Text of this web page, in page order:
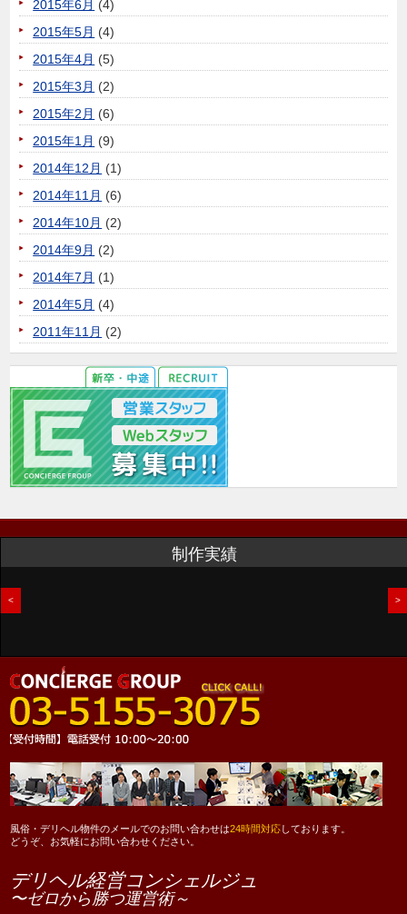
2015年6月 (4)
2015年5月 (4)
2015年4月 (5)
2015年3月 (2)
2015年2月 (6)
2015年1月 (9)
2014年12月 (1)
2014年11月 (6)
2014年10月 (2)
2014年9月 (2)
2014年7月 (1)
2014年5月 (4)
2011年11月 (2)
制作実績
< >
風俗・デリヘル物件のメールでのお問い合わせは24時間対応しております。
どうぞ、お気軽にお問い合わせください。
デリヘル経営コンシェルジュ
〜ゼロから勝つ運営術～